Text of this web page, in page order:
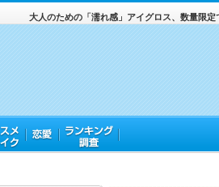
大人のための「濡れ感」アイグロス、数量限定